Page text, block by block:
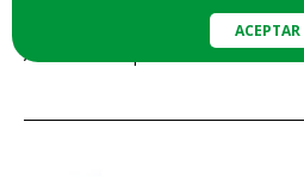
ACEPTAR
Artículo no disponible